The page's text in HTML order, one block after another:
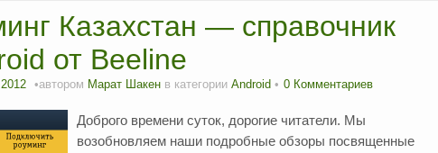
Казахстан — справочник
от Beeline
автором Марат Шакен в категории Android 0 Комментариев
Доброго времени суток, дорогие читатели. Мы
возобновляем наши подробные обзоры посвященные